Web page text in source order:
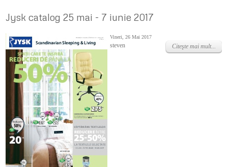
Jysk catalog 25 mai - 7 iunie 2017
Vineri, 26 Mai 2017
steven Citeşte mai mult...